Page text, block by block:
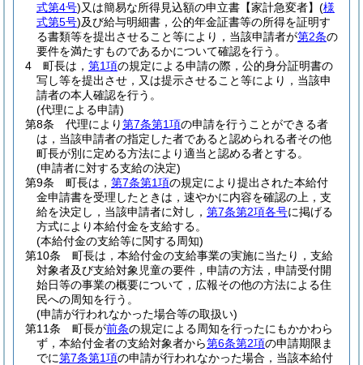
式第4号)又は簡易な所得見込額の申立書【家計急変者】 (様
式第5号)及び給与明細書，公的年金証書等の所得を証明す
る書類等を提出させること等により，当該申請者が第2条の
要件を満たすものであるかについて確認を行う。
4
町長は， 第1項の規定による申請の際，公的身分証明書の
写し等を提出させ，又は提示させること等により，当該申
請者の本人確認を行う。
(代理による申請)
第8条
代理により第7条第1項の申請を行うことができる者
は，当該申請者の指定した者であると認められる者その他
町長が別に定める方法により適当と認める者とする。
(申請者に対する支給の決定)
第9条
町長は， 第7条第1項の規定により提出された本給付
金申請書を受理したときは，速やかに内容を確認の上，支
給を決定し，当該申請者に対し， 第7条第2項各号に掲げる
方式により本給付金を支給する。
(本給付金の支給等に関する周知)
第10条
町長は，本給付金の支給事業の実施に当たり，支給
対象者及び支給対象児童の要件，申請の方法，申請受付開
始日等の事業の概要について，広報その他の方法による住
民への周知を行う。
(申請が行われなかった場合等の取扱い)
第11条
町長が前条の規定による周知を行ったにもかかわら
ず，本給付金者の支給対象者から第6条第2項の申請期限ま
でに第7条第1項の申請が行われなかった場合，当該本給付